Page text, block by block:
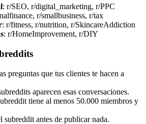
: r/SEO, r/digital_marketing, r/PPC
r/smallbusiness, r/tax
: r/fitness, r/nutrition, r/SkincareAddiction
: r/HomeImprovement, r/DIY
preguntas que tus clientes te hacen a
aparecen esas conversaciones.
tiene al menos 50.000 miembros y
subreddit antes de publicar nada.